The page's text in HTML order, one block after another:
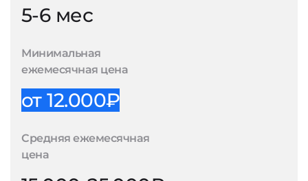
5-6 мес
Минимальная
ежемесячная цена
от 12.000₽
Средняя ежемесячная
цена